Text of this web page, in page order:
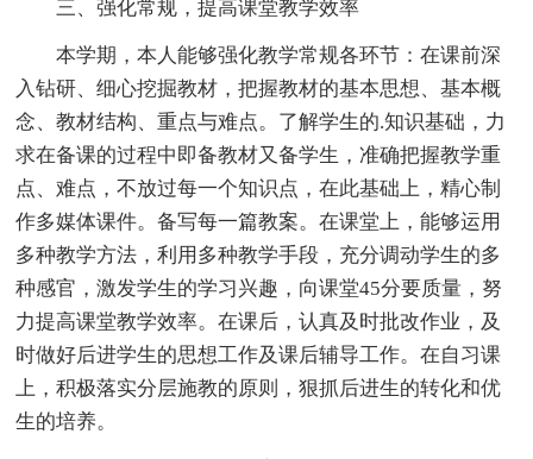
三、强化常规，提高课堂教学效率
本学期，本人能够强化教学常规各环节：在课前深
入钻研、细心挖掘教材，把握教材的基本思想、基本概
念、教材结构、重点与难点。了解学生的.知识基础，力
求在备课的过程中即备教材又备学生，准确把握教学重
点、难点，不放过每一个知识点，在此基础上，精心制
作多媒体课件。备写每一篇教案。在课堂上，能够运用
多种教学方法，利用多种教学手段，充分调动学生的多
种感官，激发学生的学习兴趣，向课堂45分要质量，努
力提高课堂教学效率。在课后，认真及时批改作业，及
时做好后进学生的思想工作及课后辅导工作。在自习课
上，积极落实分层施教的原则，狠抓后进生的转化和优
生的培养。